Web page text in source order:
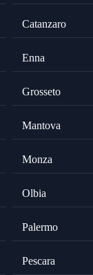
Catanzaro
Enna
Grosseto
Mantova
Monza
Olbia
Palermo
Pescara